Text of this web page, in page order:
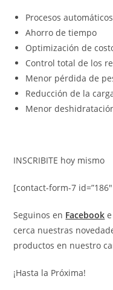
Procesos automáticos
Ahorro de tiempo
Optimización de
Control total de los
Menor pérdida de
Reducción de la
Menor
INSCRIBITE hoy mismo
[contact-form-7
Seguinos en Facebook e
cerca nuestras
productos en nuestro
¡Hasta la Próxima!